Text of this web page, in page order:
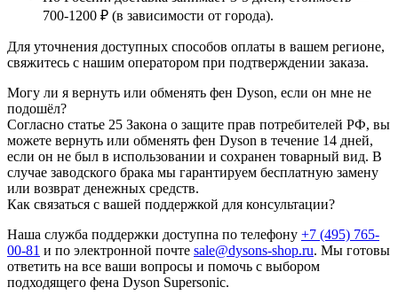
700-1200 ₽ (в зависимости от города).
Для уточнения доступных способов оплаты в вашем регионе,
свяжитесь с нашим оператором при подтверждении заказа.
Могу ли я вернуть или обменять фен Dyson, если он мне не
подошёл?
Согласно статье 25 Закона о защите прав потребителей РФ, вы
можете вернуть или обменять фен Dyson в течение 14 дней,
если он не был в использовании и сохранен товарный вид. В
случае заводского брака мы гарантируем бесплатную замену
или возврат денежных средств.
Как связаться с вашей поддержкой для консультации?
Наша служба поддержки доступна по телефону +7 (495) 765-
00-81 и по электронной почте sale@dysons-shop.ru. Мы готовы
ответить на все ваши вопросы и помочь с выбором
подходящего фена Dyson Supersonic.